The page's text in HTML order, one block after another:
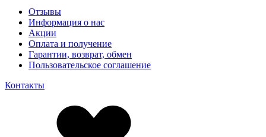
Отзывы
Информация о нас
Акции
Оплата и получение
Гарантии, возврат, обмен
Пользовательское соглашение
Контакты